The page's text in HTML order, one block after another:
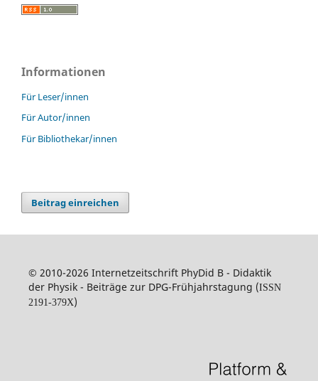
Informationen
Für Leser/innen
Für Autor/innen
Für Bibliothekar/innen
Beitrag einreichen
© 2010-2026 Internetzeitschrift PhyDid B - Didaktik
der Physik - Beiträge zur DPG-Frühjahrstagung (ISSN
2191-379X)